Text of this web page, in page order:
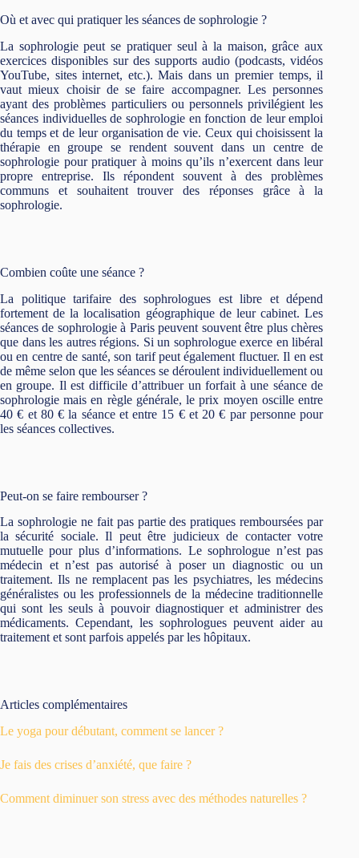
Où et avec qui pratiquer les séances de sophrologie ?
La sophrologie peut se pratiquer seul à la maison, grâce aux
exercices disponibles sur des supports audio (podcasts, vidéos
YouTube, sites internet, etc.). Mais dans un premier temps, il
vaut mieux choisir de se faire accompagner. Les personnes
ayant des problèmes particuliers ou personnels privilégient les
séances individuelles de sophrologie en fonction de leur emploi
du temps et de leur organisation de vie. Ceux qui choisissent la
thérapie en groupe se rendent souvent dans un centre de
sophrologie pour pratiquer à moins qu’ils n’exercent dans leur
propre entreprise. Ils répondent souvent à des problèmes
communs et souhaitent trouver des réponses grâce à la
sophrologie.
Combien coûte une séance ?
La politique tarifaire des sophrologues est libre et dépend
fortement de la localisation géographique de leur cabinet. Les
séances de sophrologie à Paris peuvent souvent être plus chères
que dans les autres régions. Si un sophrologue exerce en libéral
ou en centre de santé, son tarif peut également fluctuer. Il en est
de même selon que les séances se déroulent individuellement ou
en groupe. Il est difficile d’attribuer un forfait à une séance de
sophrologie mais en règle générale, le prix moyen oscille entre
40 € et 80 € la séance et entre 15 € et 20 € par personne pour
les séances collectives.
Peut-on se faire rembourser ?
La sophrologie ne fait pas partie des pratiques remboursées par
la sécurité sociale. Il peut être judicieux de contacter votre
mutuelle pour plus d’informations. Le sophrologue n’est pas
médecin et n’est pas autorisé à poser un diagnostic ou un
traitement. Ils ne remplacent pas les psychiatres, les médecins
généralistes ou les professionnels de la médecine traditionnelle
qui sont les seuls à pouvoir diagnostiquer et administrer des
médicaments. Cependant, les sophrologues peuvent aider au
traitement et sont parfois appelés par les hôpitaux.
Articles complémentaires
Le yoga pour débutant, comment se lancer ?
Je fais des crises d’anxiété, que faire ?
Comment diminuer son stress avec des méthodes naturelles ?